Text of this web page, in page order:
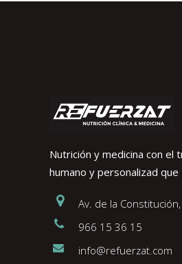
Nutrición y medicina con el
humano y personalizad
Av. de la
966 15 36 15
info@refuerzat.com